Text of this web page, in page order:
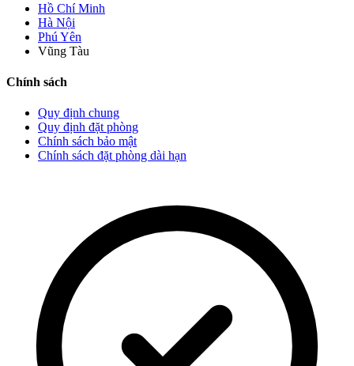
Hồ Chí Minh
Hà Nội
Phú Yên
Vũng Tàu
Chính sách
Quy định chung
Quy định đặt phòng
Chính sách bảo mật
Chính sách đặt phòng dài hạn